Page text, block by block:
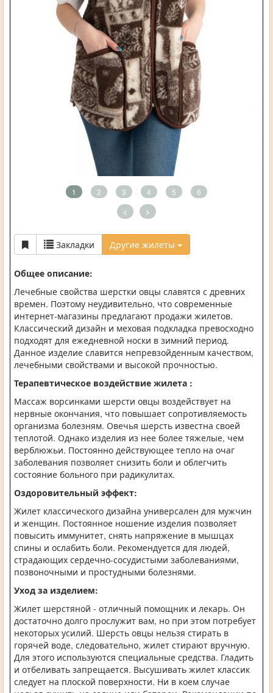
1 2 3 4 5 6
< >
Закладки Другие жилеты
Общее описание:
Лечебные свойства шерстки овцы славятся с древних
времен. Поэтому неудивительно, что современные
интернет-магазины предлагают продажи жилетов.
Классический дизайн и меховая подкладка превосходно
подходят для ежедневной носки в зимний период.
Данное изделие славится непревзойденным качеством,
лечебными свойствами и высокой прочностью.
Терапевтическое воздействие жилета :
Массаж ворсинками шерсти овцы воздействует на
нервные окончания, что повышает сопротивляемость
организма болезням. Овечья шерсть известна своей
теплотой. Однако изделия из нее более тяжелые, чем
верблюжьи. Постоянно действующее тепло на очаг
заболевания позволяет снизить боли и облегчить
состояние больного при радикулитах.
Оздоровительный эффект:
Жилет классического дизайна универсален для мужчин
и женщин. Постоянное ношение изделия позволяет
повысить иммунитет, снять напряжение в мышцах
спины и ослабить боли. Рекомендуется для людей,
страдающих сердечно-сосудистыми заболеваниями,
позвоночными и простудными болезнями.
Уход за изделием:
Жилет шерстяной - отличный помощник и лекарь. Он
достаточно долго прослужит вам, но при этом потребует
некоторых усилий. Шерсть овцы нельзя стирать в
горячей воде, следовательно, жилет стирают вручную.
Для этого используются специальные средства. Гладить
и отбеливать запрещается. Высушивать жилет классик
следует на плоской поверхности. Ни в коем случае